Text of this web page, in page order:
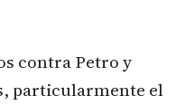
contra Petro y
particularmente el